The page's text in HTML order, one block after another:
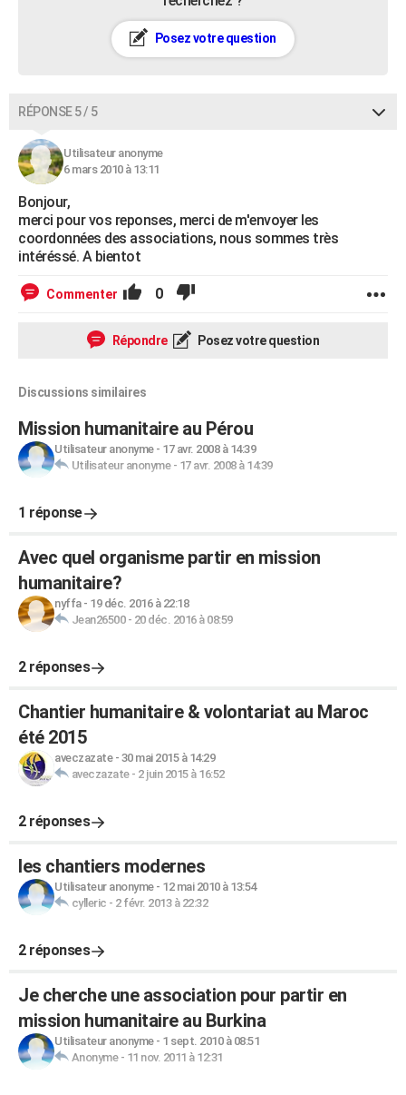
Posez votre question
RÉPONSE 5 / 5
Utilisateur anonyme
6 mars 2010 à 13:11
Bonjour,
merci pour vos reponses, merci de m'envoyer les
coordonnées des associations, nous sommes très
intéréssé. A bientot
Commenter 0
Répondre Posez votre question
Discussions similaires
Mission humanitaire au Pérou
Utilisateur anonyme- 17 avr. 2008 à 14:39
Utilisateur anonyme- 17 avr. 2008 à 14:39
1 réponse
Avec quel organisme partir en mission
humanitaire?
nyffa- 19 déc. 2016 à 22:18
Jean26500- 20 déc. 2016 à 08:59
2 réponses
Chantier humanitaire & volontariat au Maroc
été 2015
aveczazate- 30 mai 2015 à 14:29
aveczazate- 2 juin 2015 à 16:52
2 réponses
les chantiers modernes
Utilisateur anonyme- 12 mai 2010 à 13:54
cylleric - 2 févr. 2013 à 22:32
2 réponses
Je cherche une association pour partir en
mission humanitaire au Burkina
Utilisateur anonyme- 1 sept. 2010 à 08:51
Anonyme- 11 nov. 2011 à 12:31